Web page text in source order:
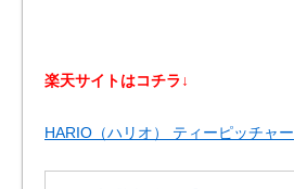
楽天サイトはコチラ↓
HARIO（ハリオ） ティーピッチャー